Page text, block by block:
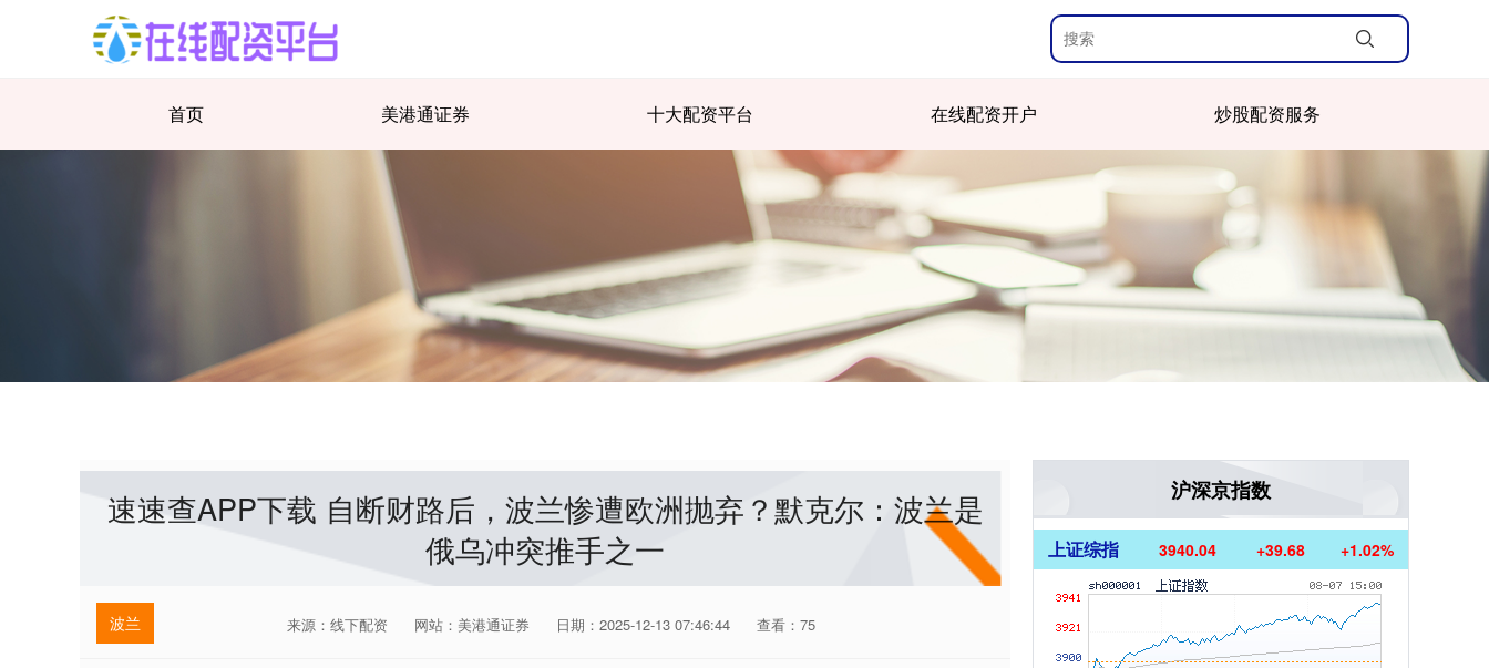
首页 美港通证券 十大配资平台 在线配资开户 炒股配资服务
速速查APP下载 自断财路后，波兰惨遭欧洲抛弃？默克尔：波兰是
俄乌冲突推手之一
波兰 来源：线下配资 网站：美港通证券 日期：2025-12-13 07:46:44 查看：75
沪深京指数
上证综指 3940.04 +39.68 +1.02%